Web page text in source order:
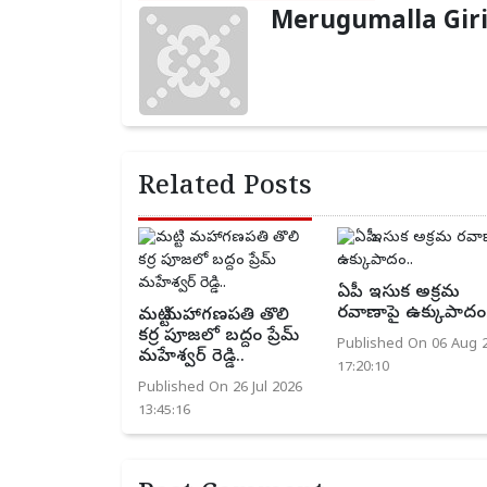
Merugumalla Giri
Related Posts
మట్టి మహాగణపతి తొలి
కర్ర పూజలో బద్దం ప్రేమ్
మహేశ్వర్ రెడ్డి..
Published On 26 Jul 2026
13:45:16
ఏపీ ఇసుక అక్రమ
రవాణాపై
Published On 06 Aug
17:20:10